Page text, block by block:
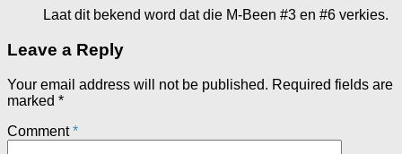
Laat dit bekend word dat die M-Been #3 en #6 verkies.
Leave a Reply
Your email address will not be published. Required fields are
marked *
Comment*